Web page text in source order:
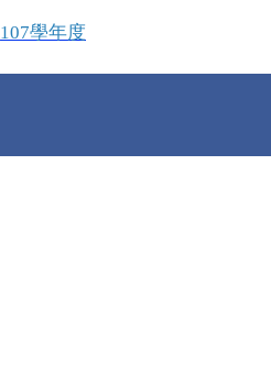
107學年度